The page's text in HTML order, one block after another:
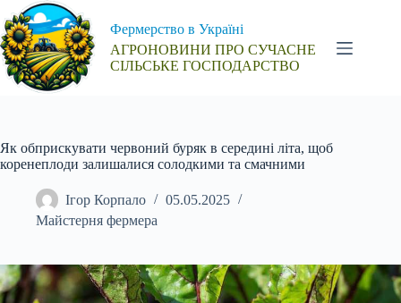
Перейти
до
вмісту
Фермерство в Україні
АГРОНОВИНИ ПРО СУЧАСНЕ
СІЛЬСЬКЕ ГОСПОДАРСТВО
Як обприскувати червоний буряк в середині літа, щоб
коренеплоди залишалися солодкими та смачними
Ігор Корпало
05.05.2025
Майстерня фермера